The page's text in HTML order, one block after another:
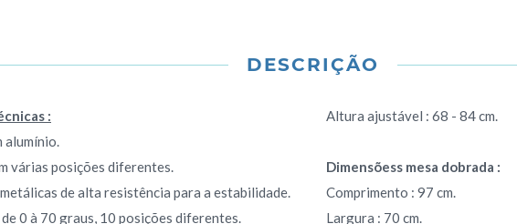
DESCRIÇÃO
:
alumínio.
várias posições diferentes.
de alta resistência para a estabilidade.
0 à 70 graus, 10 posições diferentes.
Altura ajustável : 68 - 84 cm.
Dimensõess mesa dobrada :
Comprimento : 97 cm.
Largura : 70 cm.